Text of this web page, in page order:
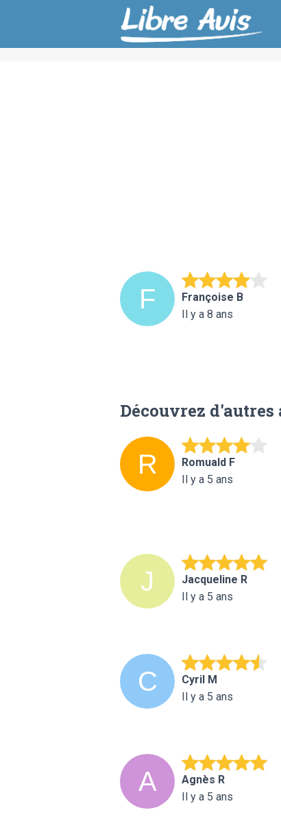
Françoise B
Il y a 8 ans
Découvrez d'autres
Romuald F
Il y a 5 ans
Jacqueline R
Il y a 5 ans
Cyril M
Il y a 5 ans
Agnès R
Il y a 5 ans